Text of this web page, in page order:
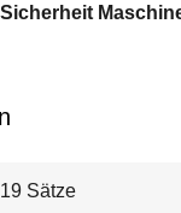
19 Sätze